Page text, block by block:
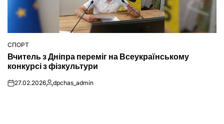
ОПУБЛІКУВАТИ
У
СПОРТ
Вчитель з Дніпра переміг на Всеукраїнському
конкурсі з фізкультури
on27.02.2026Опубліковано
dpchas_admin